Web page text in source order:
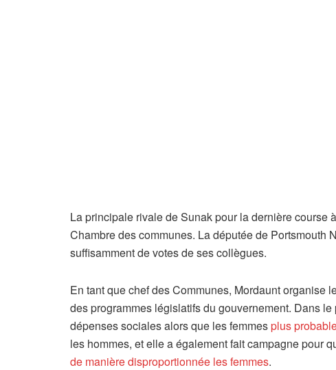
La principale rivale de Sunak pour la dernière course
Chambre des communes. La députée de Portsmouth
suffisamment de votes de ses collègues.
En tant que chef des Communes, Mordaunt organise
des programmes législatifs du gouvernement. Dans
dépenses sociales alors que les femmesplus
les hommes, et elle a également fait campagne pour
de manière disproportionnée les femmes.